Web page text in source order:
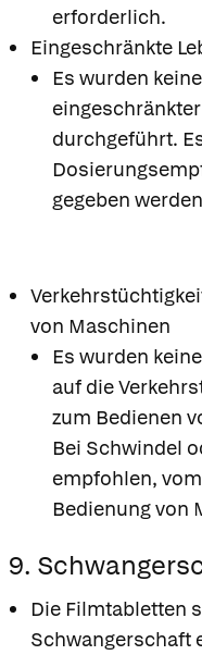
erforderlich.
Eingeschränkte
Es wurden
durchgeführt.
gegeben
von Maschinen
Es wurden
auf die
zum Bedienen
Bei Schwindel
empfohlen,
Bedienung von
9.
Die Filmtabletten
Schwangerschaft